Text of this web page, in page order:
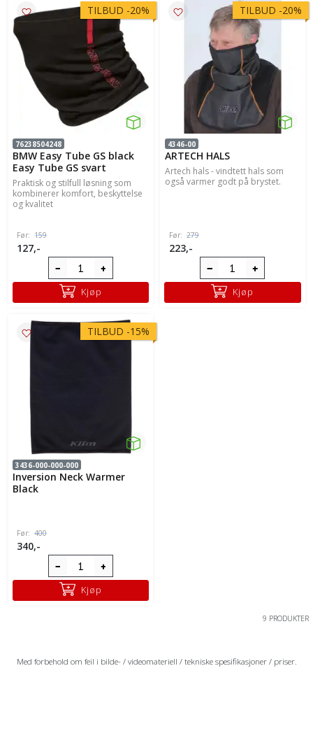
TILBUD -20%
76238504248
BMW Easy Tube GS black
Easy Tube GS svart
Praktisk og stilfull løsning som
kombinerer komfort, beskyttelse
og kvalitet
Før: 159
127,-
Kjøp
TILBUD -20%
4346-00
ARTECH HALS
Artech hals - vindtett hals som
også varmer godt på brystet.
Før: 279
223,-
Kjøp
TILBUD -15%
3436-000-000-000
Inversion Neck Warmer
Black
Før: 400
340,-
Kjøp
9 PRODUKTER
Med forbehold om feil i bilde- / videomateriell / tekniske spesifikasjoner / priser.